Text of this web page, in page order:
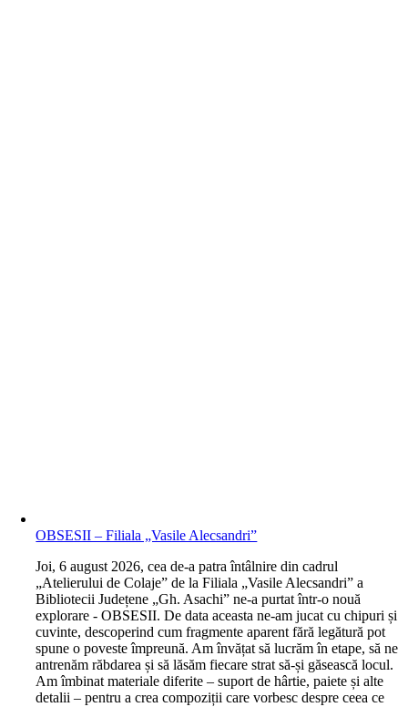
OBSESII – Filiala „Vasile Alecsandri”
Joi, 6 august 2026, cea de-a patra întâlnire din cadrul
„Atelierului de Colaje” de la Filiala „Vasile Alecsandri” a
Bibliotecii Județene „Gh. Asachi” ne-a purtat într-o nouă
explorare - OBSESII. De data aceasta ne-am jucat cu chipuri și
cuvinte, descoperind cum fragmente aparent fără legătură pot
spune o poveste împreună. Am învățat să lucrăm în etape, să ne
antrenăm răbdarea și să lăsăm fiecare strat să-și găsească locul.
Am îmbinat materiale diferite – suport de hârtie, paiete și alte
detalii – pentru a crea compoziții care vorbesc despre ceea ce